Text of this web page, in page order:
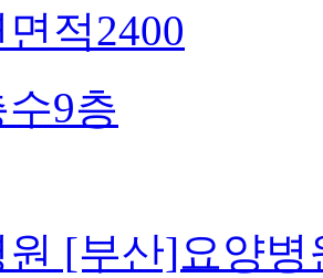
적2400
9층
[부산]요양병